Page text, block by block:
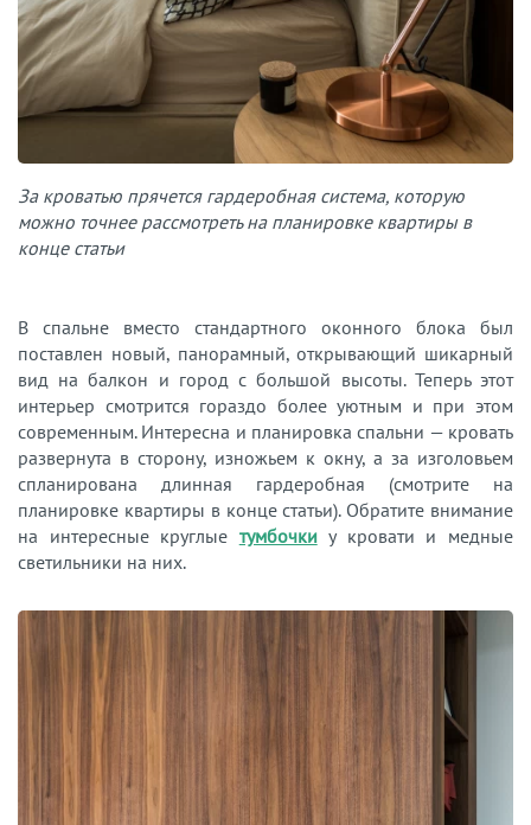
За кроватью прячется гардеробная система, которую
можно точнее рассмотреть на планировке квартиры в
конце статьи
В спальне вместо стандартного оконного блока был
поставлен новый, панорамный, открывающий шикарный
вид на балкон и город с большой высоты. Теперь этот
интерьер смотрится гораздо более уютным и при этом
современным. Интересна и планировка спальни — кровать
развернута в сторону, изножьем к окну, а за изголовьем
спланирована длинная гардеробная (смотрите на
планировке квартиры в конце статьи). Обратите внимание
на интересные круглые тумбочкиу кровати и медные
светильники на них.